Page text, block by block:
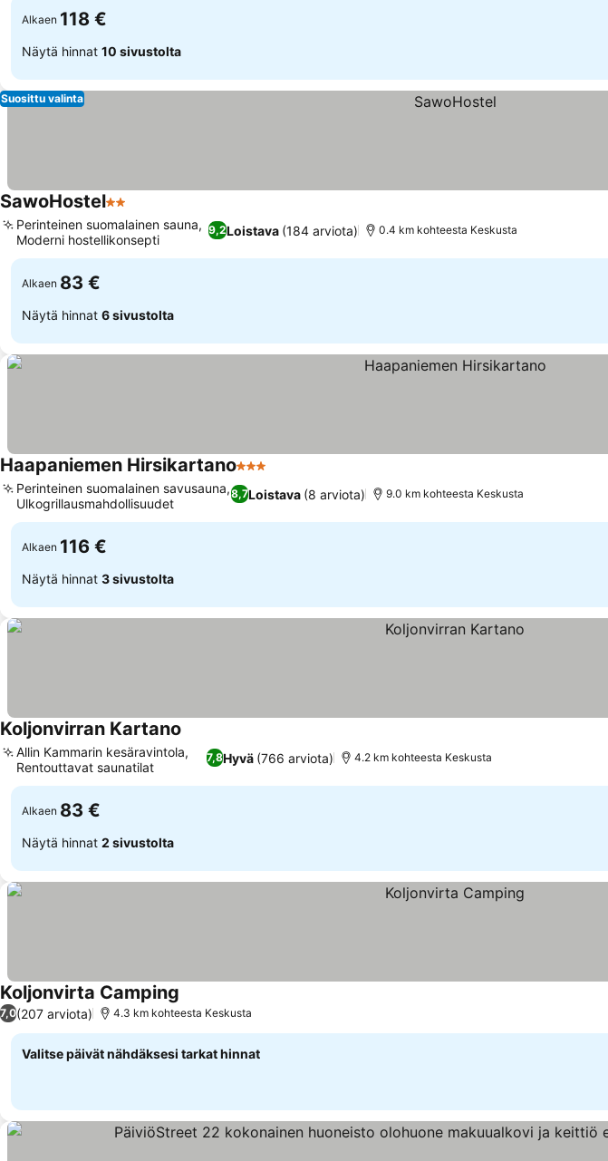
Alkaen 118 €
Näytä hinnat 10 sivustolta
Suosittu valinta
SawoHostel2 Tähtiluokitus
9,2Loistava (184 arviota)
Perinteinen suomalainen sauna,
Moderni hostellikonsepti
0.4 km kohteesta Keskusta
Alkaen 83 €
Näytä hinnat 6 sivustolta
Haapaniemen Hirsikartano3 Tähtiluokitus
8,7Loistava (8 arviota)
Perinteinen suomalainen savusauna,
Ulkogrillausmahdollisuudet
9.0 km kohteesta Keskusta
Alkaen 116 €
Näytä hinnat 3 sivustolta
Koljonvirran Kartano
7,8Hyvä (766 arviota)
Allin Kammarin kesäravintola,
Rentouttavat saunatilat
4.2 km kohteesta Keskusta
Alkaen 83 €
Näytä hinnat 2 sivustolta
Koljonvirta Camping
7,0(207 arviota) 4.3 km kohteesta Keskusta
Valitse päivät nähdäksesi tarkat hinnat